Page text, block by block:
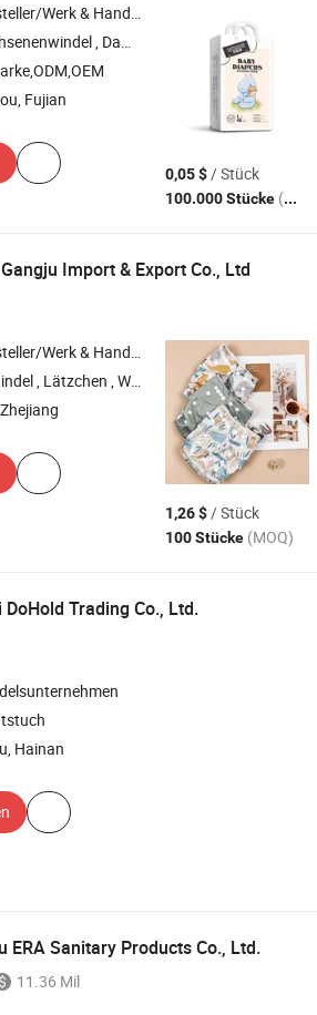
Werk & Handelsunternehmen
, Damenbinde , Windel , Babydiode
Fujian
0,05 $/ Stück
100.000 Stücke (MOQ)
Import & Export Co., Ltd
Werk & Handelsunternehmen
, Wickeldecke , Wickelmatte , Nass-Trocken-Tasche
1,26 $/ Stück
100 Stücke (MOQ)
Trading Co., Ltd.
Hainan
ERA Sanitary Products Co., Ltd.
11.36 Mil